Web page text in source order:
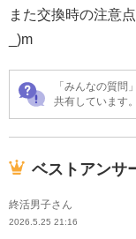
また交換時の注意
_)m
「みんなの質問
共有しています。
ベストアンサ
終活男子さん
2026.5.25 21:16